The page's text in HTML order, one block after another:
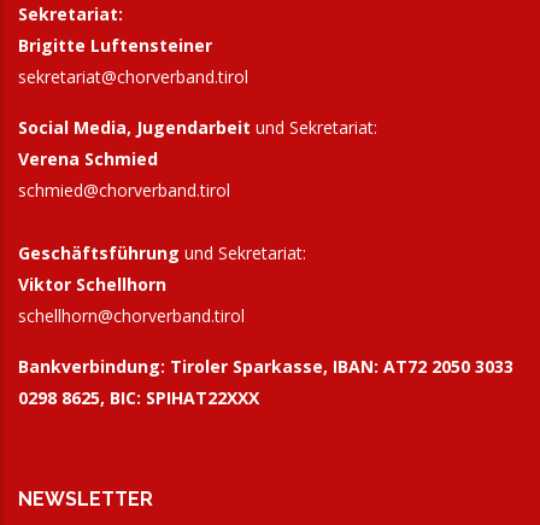
Sekretariat:
Brigitte Luftensteiner
sekretariat@chorverband.tirol
Social Media, Jugendarbeit und Sekretariat:
Verena Schmied
schmied@chorverband.tirol
Geschäftsführung und Sekretariat:
Viktor Schellhorn
schellhorn@chorverband.tirol
Bankverbindung: Tiroler Sparkasse, IBAN: AT72 2050 3033
0298 8625, BIC: SPIHAT22XXX
NEWSLETTER